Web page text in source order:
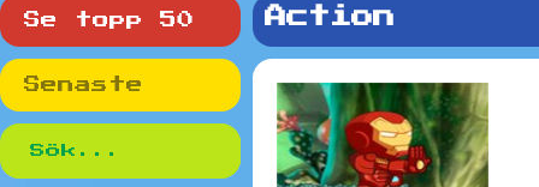
Se topp 50
Senaste
Action